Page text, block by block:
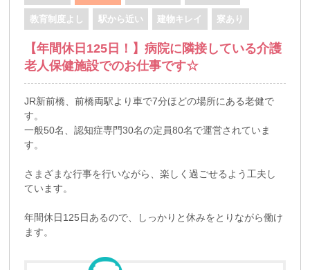
教育制度よし 駅から近い 建物キレイ 寮あり
【年間休日125日！】病院に隣接している介護
老人保健施設でのお仕事です☆
JR新前橋、前橋両駅より車で7分ほどの場所にある老健で
す。
一般50名、認知症専門30名の定員80名で運営されていま
す。
さまざまな行事を行いながら、楽しく過ごせるよう工夫し
ています。
年間休日125日あるので、しっかりと休みをとりながら働け
ます。